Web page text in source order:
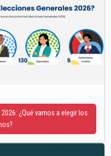
¿Qué vamos a elegir los